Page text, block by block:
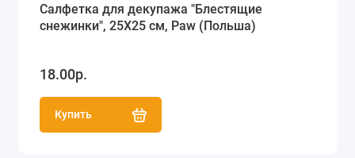
Салфетка для декупажа "Блестящие
снежинки", 25Х25 см, Paw (Польша)
18.00р.
Купить